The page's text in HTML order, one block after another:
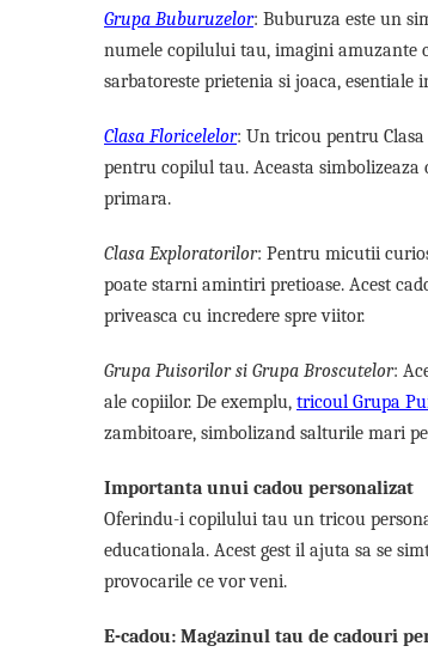
Tricouri de cuplu Valentine's Day
Valentine's Day
Cadouri pentru Bunici
Cadouri Craciun
Cadouri pentru Mama
Cadouri pentru profesori sau absolventi
Cadouri de Paște
Cadouri Traditionale Romanesti
Cadouri pentru CUPLU El & Ea
Cadouri Iubitori de animale
Cadouri Pensionare
Cadouri Colegi, sefi sau angajati
Cadouri pentru Doctori
Cadouri pentru Sfânta Maria
Grupa Buburuzelor: Buburuza este un
numele copilului tau, imagini amuzante
sarbatoreste prietenia si joaca, esentiale
Clasa Floricelelor: Un tricou pentru
pentru copilul tau. Aceasta
primara.
Clasa Exploratorilor: Pentru micutii
poate starni amintiri pretioase. Acest
priveasca cu incredere spre viitor.
Grupa Puisorilor si Grupa Broscutelor:
ale copiilor. De exemplu, tricoul Grupa
zambitoare, simbolizand salturile mari
Importanta unui cadou personalizat
Oferindu-i copilului tau un tricou
educationala. Acest gest il ajuta sa se
provocarile ce vor veni.
E-cadou: Magazinul tau de cadouri